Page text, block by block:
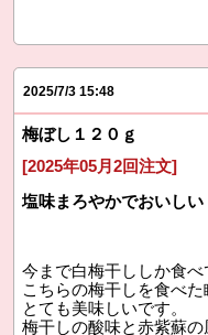
2025/7/3 15:48
梅ぼし１２０ｇ
[2025年05月2回注文]
塩味まろやかでおいしい
今まで白梅干ししか食べ
こちらの梅干しを食べた
とても美味しいです。
梅干しの酸味と赤紫蘇